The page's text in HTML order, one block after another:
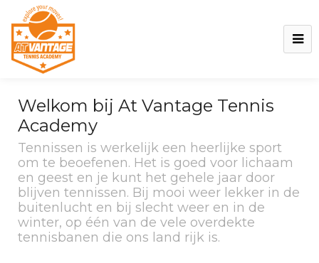
Welkom bij At Vantage Tennis
Academy
Tennissen is werkelijk een heerlijke sport
om te beoefenen. Het is goed voor lichaam
en geest en je kunt het gehele jaar door
blijven tennissen. Bij mooi weer lekker in de
buitenlucht en bij slecht weer en in de
winter, op één van de vele overdekte
tennisbanen die ons land rijk is.